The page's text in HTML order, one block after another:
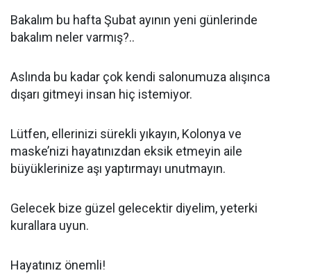
Bakalım bu hafta Şubat ayının yeni günlerinde
bakalım neler varmış?..
Aslında bu kadar çok kendi salonumuza alışınca
dışarı gitmeyi insan hiç istemiyor.
Lütfen, ellerinizi sürekli yıkayın, Kolonya ve
maske’nizi hayatınızdan eksik etmeyin aile
büyüklerinize aşı yaptırmayı unutmayın.
Gelecek bize güzel gelecektir diyelim, yeterki
kurallara uyun.
Hayatınız önemli!